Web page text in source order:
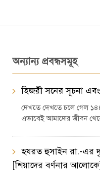
অন্যান্য প্রবন্ধসমূহ
হিজরী সনের সূচনা
দেখতে দেখতে চলে গেল
এভাবেই আমাদের জীবন
হযরত হুসাইন রা.-এর
[শিয়াদের বর্ণনার আলোকে]